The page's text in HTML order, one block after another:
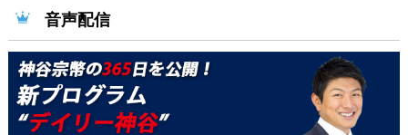
音声配信